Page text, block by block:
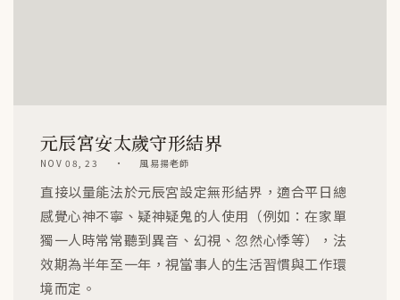
元辰宮安太歲守形結界
NOV 08, 23 風易揚老師
直接以量能法於元辰宮設定無形結界，適合平日總
感覺心神不寧、疑神疑鬼的人使用（例如：在家單
獨一人時常常聽到異音、幻視、忽然心悸等），法
效期為半年至一年，視當事人的生活習慣與工作環
境而定。